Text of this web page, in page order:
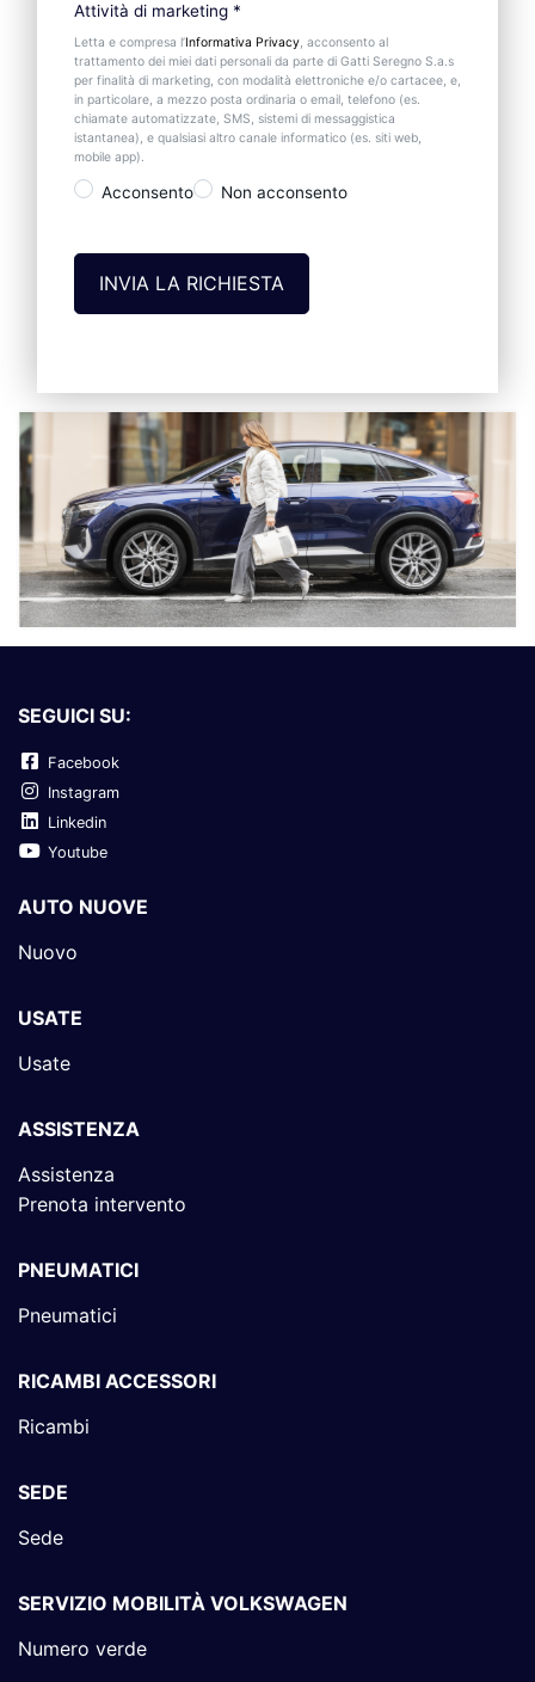
Attività di marketing *
Letta e compresa l’Informativa Privacy, acconsento al
trattamento dei miei dati personali da parte di Gatti Seregno S.a.s
per finalità di marketing, con modalità elettroniche e/o cartacee, e,
in particolare, a mezzo posta ordinaria o email, telefono (es.
chiamate automatizzate, SMS, sistemi di messaggistica
istantanea), e qualsiasi altro canale informatico (es. siti web,
mobile app).
Acconsento Non acconsento
SEGUICI SU:
Facebook
Instagram
Linkedin
Youtube
AUTO NUOVE
Nuovo
USATE
Usate
ASSISTENZA
Assistenza
Prenota intervento
PNEUMATICI
Pneumatici
RICAMBI ACCESSORI
Ricambi
SEDE
Sede
SERVIZIO MOBILITÀ VOLKSWAGEN
Numero verde